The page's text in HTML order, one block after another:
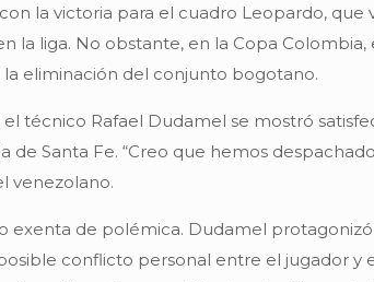
la victoria para el cuadro Leopardo,
la liga. No obstante, en la Copa
eliminación del conjunto bogotano.
técnico Rafael Dudamel se mostró
de Santa Fe. “Creo que hemos
venezolano.
exenta de polémica. Dudamel
conflicto personal entre el jugador